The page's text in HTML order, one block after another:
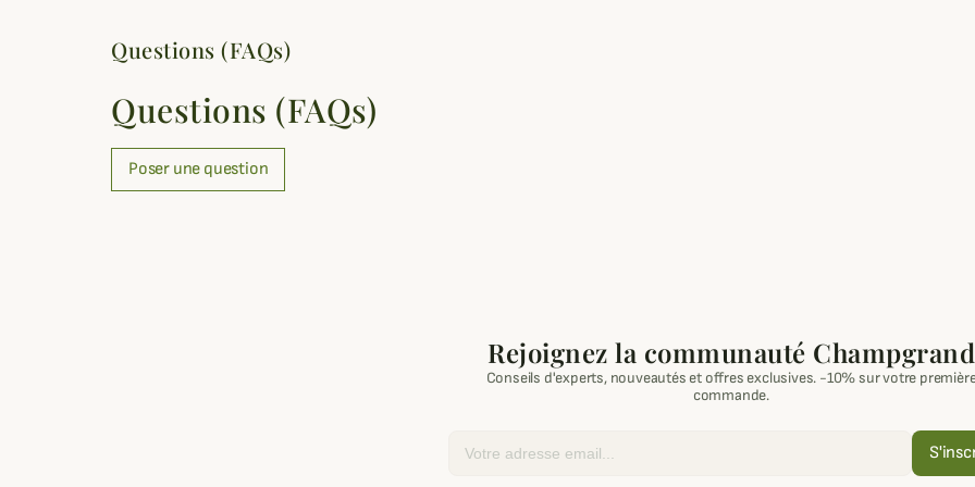
Questions (FAQs)
Questions (FAQs)
Poser une question
Rejoignez la communauté Champgrand
Conseils d'experts, nouveautés et offres exclusives. -10% sur votre
commande.